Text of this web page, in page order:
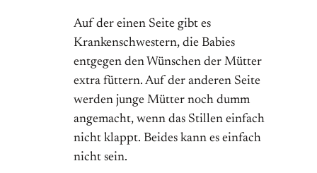
Auf der einen Seite gibt es
Krankenschwestern, die Babies
entgegen den Wünschen der Mütter
extra füttern. Auf der anderen Seite
werden junge Mütter noch dumm
angemacht, wenn das Stillen einfach
nicht klappt. Beides kann es einfach
nicht sein.